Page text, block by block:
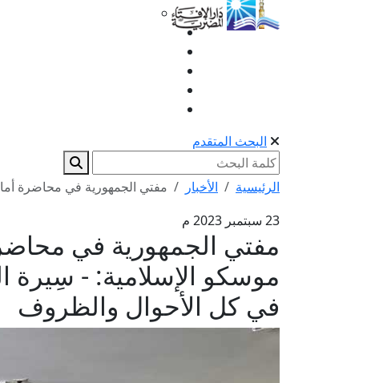
البحث المتقدم
الرئيسية الأخبار
مفتي الجمهورية في محاضرة
23 سبتمبر 2023 م
مفتي الجمهورية في
موسكو الإسلامية: - سِيرة
في كل الأحوال والظروف